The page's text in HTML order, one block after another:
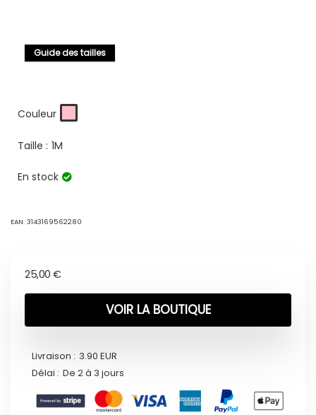
Guide des tailles
Couleur
Taille : 1M
En stock
EAN: 3143169562280
25,00 €
VOIR LA BOUTIQUE
Livraison : 3.90 EUR
Délai : De 2 à 3 jours